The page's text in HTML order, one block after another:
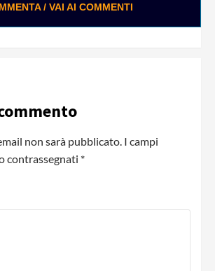
/ VAI AI COMMENTI
non sarà pubblicato. I campi
contrassegnati *